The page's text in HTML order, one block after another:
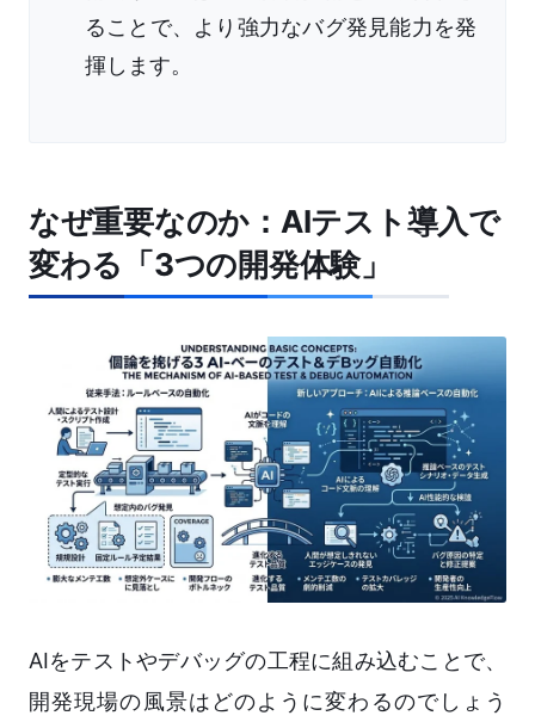
ることで、より強力なバグ発見能力を発
揮します。
なぜ重要なのか：AIテスト導入で
変わる「3つの開発体験」
AIをテストやデバッグの工程に組み込むことで、
開発現場の風景はどのように変わるのでしょう